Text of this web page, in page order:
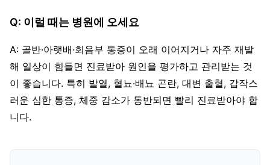
Q: 이럴 때는 병원에 오세요
A: 골반·아랫배·회음부 통증이 오래 이어지거나 자주 재발
해 일상이 힘들면 진료받아 원인을 평가하고 관리받는 것
이 좋습니다. 특히 발열, 혈뇨·배뇨 곤란, 대변 출혈, 갑작스
러운 심한 통증, 체중 감소가 동반되면 빨리 진료받아야 합
니다.